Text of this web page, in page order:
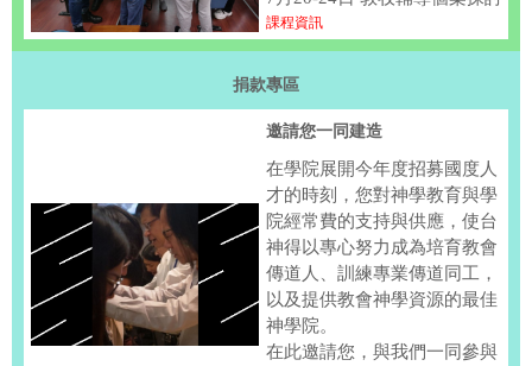
課程資訊
捐款專區
邀請您一同建造
在學院展開今年度招募國度人
才的時刻，您對神學教育與學
院經常費的支持與供應，使台
神得以專心努力成為培育教會
傳道人、訓練專業傳道同工，
以及提供教會神學資源的最佳
神學院。
在此邀請您，與我們一同參與